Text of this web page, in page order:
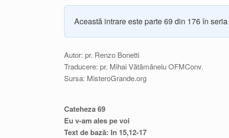
Această intrare este parte 69 din 176 în seria
Autor: pr. Renzo Bonetti
Traducere: pr. Mihai Vătămănelu OFMConv.
Sursa: MisteroGrande.org
Cateheza 69
Eu v-am ales pe voi
Text de bază: In 15,12-17